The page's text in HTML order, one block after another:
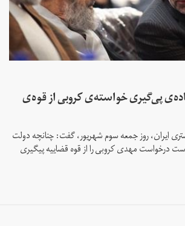
پی‌گیری خواسته‌ی کروبی از قوه‌ی
ایران، روز جمعه سوم شهریور، گفت: چنانچه دولت
درخواست مهدی کروبی را از قوه قضاییه پیگیری